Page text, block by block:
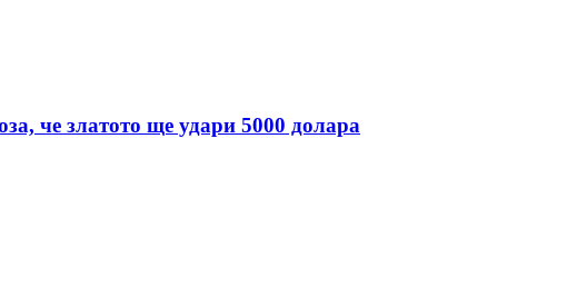
че златото ще удари 5000 долара